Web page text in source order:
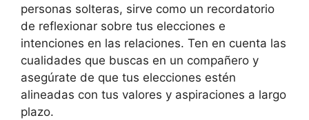
personas solteras, sirve como un recordatorio
de reflexionar sobre tus elecciones e
intenciones en las relaciones. Ten en cuenta las
cualidades que buscas en un compañero y
asegúrate de que tus elecciones estén
alineadas con tus valores y aspiraciones a largo
plazo.